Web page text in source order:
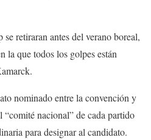
retiraran antes del verano boreal,
la que todos los golpes están
nominado entre la convención y
“comité nacional” de cada partido
para designar al candidato.